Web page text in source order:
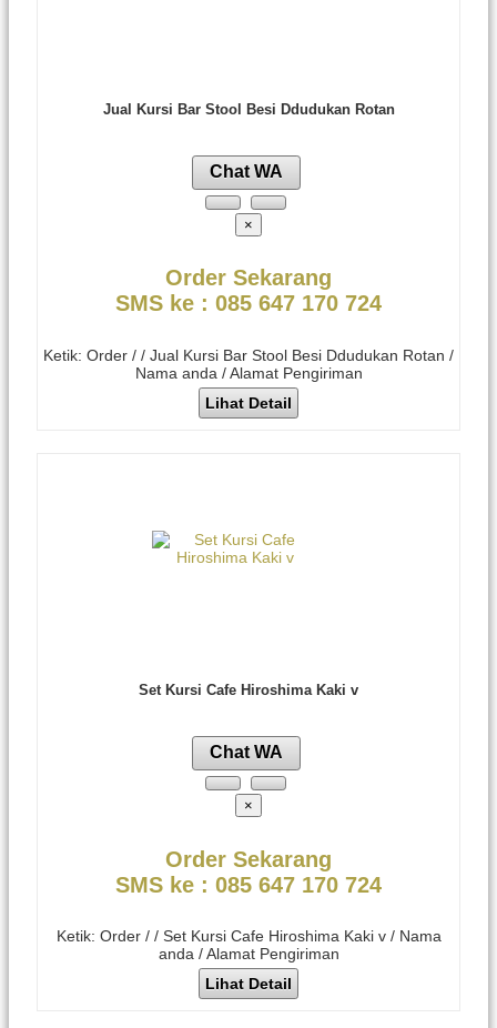
Jual Kursi Bar Stool Besi Ddudukan Rotan
Chat WA
×
Order Sekarang
SMS ke : 085 647 170 724
Ketik: Order / / Jual Kursi Bar Stool Besi Ddudukan Rotan /
Nama anda / Alamat Pengiriman
Lihat Detail
Set Kursi Cafe Hiroshima Kaki v
Chat WA
×
Order Sekarang
SMS ke : 085 647 170 724
Ketik: Order / / Set Kursi Cafe Hiroshima Kaki v / Nama
anda / Alamat Pengiriman
Lihat Detail